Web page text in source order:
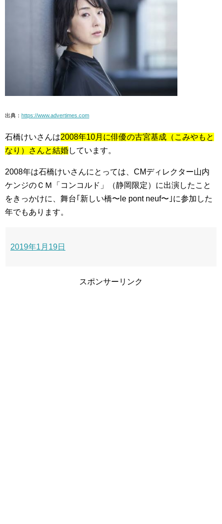
出典： https://www.advertimes.com
石橋けいさんは2008年10月に俳優の古宮基成（こみやもと
なり）さんと結婚しています。
2008年は石橋けいさんにとっては、CMディレクター山内
ケンジのＣＭ「コンコルド」（静岡限定）に出演したこと
をきっかけに、舞台｢新しい橋〜le pont neuf〜｣に参加した
年でもあります。
2019年1月19日
スポンサーリンク